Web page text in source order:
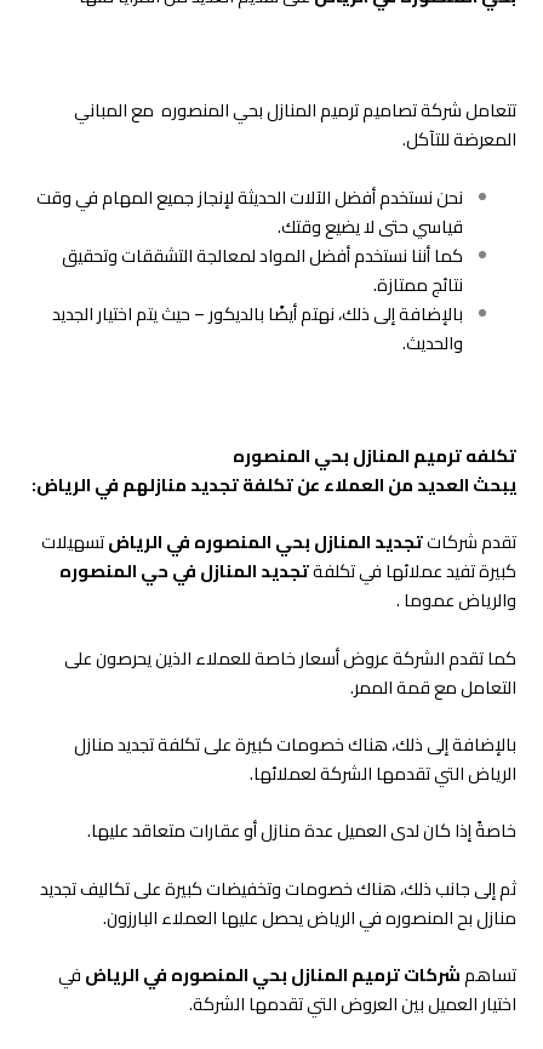
تتعامل شركة تصاميم ترميم المنازل بحي المنصوره مع المباني
المعرضة للتآكل.
نحن نستخدم أفضل الآلات الحديثة لإنجاز جميع المهام في وقت
قياسي حتى لا يضيع وقتك.
كما أننا نستخدم أفضل المواد لمعالجة التشققات وتحقيق
نتائج ممتازة.
بالإضافة إلى ذلك، نهتم أيضًا بالديكور – حيث يتم اختيار الجديد
والحديث.
تكلفه ترميم المنازل بحي المنصوره
يبحث العديد من العملاء عن تكلفة تجديد منازلهم في الرياض:
تقدم شركاتتجديد المنازل بحي المنصوره في الرياضتسهيلات
كبيرة تفيد عملائها في تكلفةتجديد المنازل في حي المنصوره
والرياض عموما .
كما تقدم الشركة عروض أسعار خاصة للعملاء الذين يحرصون على
التعامل مع قمة الممر.
بالإضافة إلى ذلك، هناك خصومات كبيرة على تكلفة تجديد منازل
الرياض التي تقدمها الشركة لعملائها.
خاصةً إذا كان لدى العميل عدة منازل أو عقارات متعاقد عليها.
ثم إلى جانب ذلك، هناك خصومات وتخفيضات كبيرة على تكاليف تجديد
منازل بح المنصوره في الرياض يحصل عليها العملاء البارزون.
تساهمشركاتترميم المنازل بحي المنصوره في الرياضفي
اختيار العميل بين العروض التي تقدمها الشركة.